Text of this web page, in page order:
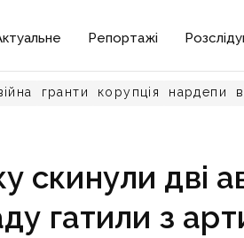
Репортажі
гранти корупція нардепи
скинули дві
гатили з